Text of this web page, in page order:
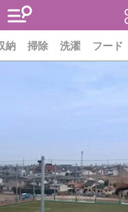
納 掃除 洗濯 フード